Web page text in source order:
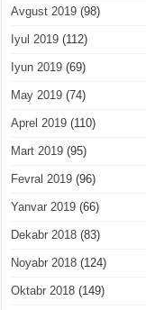
Avgust 2019 (98)
Iyul 2019 (112)
Iyun 2019 (69)
May 2019 (74)
Aprel 2019 (110)
Mart 2019 (95)
Fevral 2019 (96)
Yanvar 2019 (66)
Dekabr 2018 (83)
Noyabr 2018 (124)
Oktabr 2018 (149)